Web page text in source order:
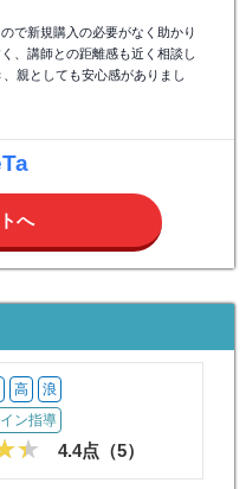
で新規購入の必要がなく助かり
、講師との距離感も近く相談し
親としても安心感がありまし
へ
高 浪
ン指導
4.4点（5）